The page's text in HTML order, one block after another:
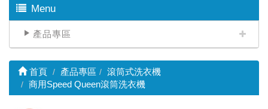
Menu
產品專區
首頁 產品專區
滾筒式洗衣機
商用Speed Queen滾筒洗衣機